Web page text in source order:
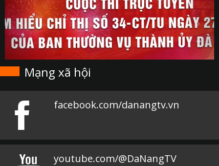
Mạng xã hội
facebook.com/danangtv.vn
youtube.com/@DaNangTV